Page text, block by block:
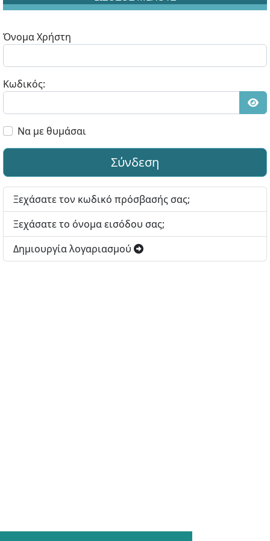
Όνομα Χρήστη
Κωδικός:
Να με θυμάσαι
Σύνδεση
Ξεχάσατε τον κωδικό πρόσβασής σας;
Ξεχάσατε το όνομα εισόδου σας;
Δημιουργία λογαριασμού